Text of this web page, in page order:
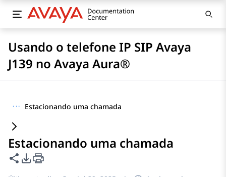
Usando o telefone IP SIP Avaya
J139 no Avaya Aura®
··· Estacionando uma chamada
Estacionando uma chamada
Compartilhar esta página
Opções de exportação de PDF